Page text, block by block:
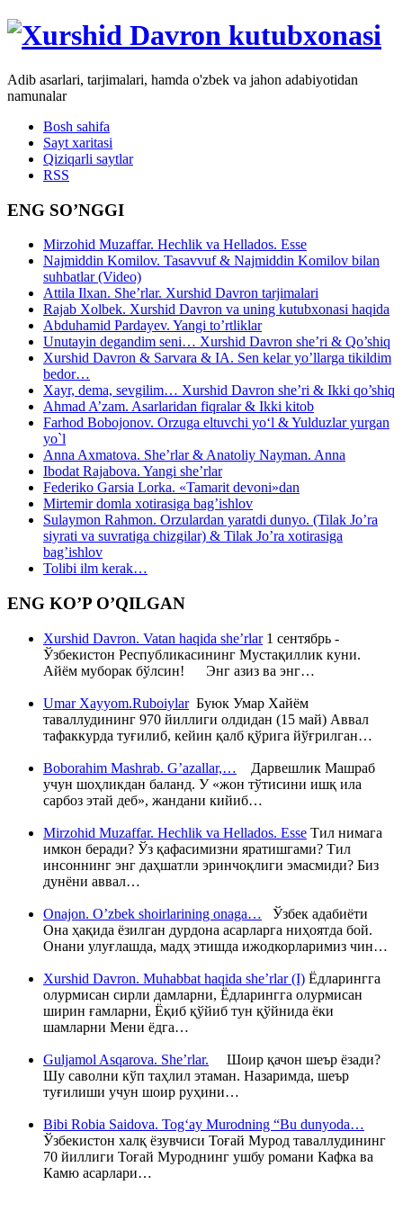
Adib asarlari, tarjimalari, hamda o'zbek va jahon adabiyotidan
namunalar
Bosh sahifa
Sayt xaritasi
Qiziqarli saytlar
RSS
ENG SO’NGGI
Mirzohid Muzaffar. Hechlik va Hellados. Esse
Najmiddin Komilov. Tasavvuf & Najmiddin Komilov bilan
suhbatlar (Video)
Attila Ilxan. She’rlar. Xurshid Davron tarjimalari
Rajab Xolbek. Xurshid Davron va uning kutubxonasi haqida
Abduhamid Pardayev. Yangi to’rtliklar
Unutayin degandim seni… Xurshid Davron she’ri & Qo’shiq
Xurshid Davron & Sarvara & IA. Sen kelar yo’llarga tikildim
bedor…
Xayr, dema, sevgilim… Xurshid Davron she’ri & Ikki qo’shiq
Ahmad A’zam. Asarlaridan fiqralar & Ikki kitob
Farhod Bobojonov. Orzuga eltuvchi yo‘l & Yulduzlar yurgan
yo`l
Anna Axmatova. She’rlar & Anatoliy Nayman. Anna
Ibodat Rajabova. Yangi she’rlar
Federiko Garsia Lorka. «Tamarit devoni»dan
Mirtemir domla xotirasiga bag’ishlov
Sulaymon Rahmon. Orzulardan yaratdi dunyo. (Tilak Jo’ra
siyrati va suvratiga chizgilar) & Tilak Jo’ra xotirasiga
bag’ishlov
Tolibi ilm kerak…
ENG KO’P O’QILGAN
Xurshid Davron. Vatan haqida she’rlar1 сентябрь -
Ўзбекистон Республикасининг Мустақиллик куни.
Айём муборак бўлсин! Энг азиз ва энг…
Umar Xayyom.RuboiylarБуюк Умар Хайём
таваллудининг 970 йиллиги олдидан (15 май) Аввал
тафаккурда туғилиб, кейин қалб қўрига йўғрилган…
Boborahim Mashrab. G’azallar,… Дарвешлик Машраб
учун шоҳликдан баланд. У «жон тўтисини ишқ ила
сарбоз этай деб», жандани кийиб…
Mirzohid Muzaffar. Hechlik va Hellados. Esse Тил нимага
имкон беради? Ўз қафасимизни яратишгами? Тил
инсоннинг энг даҳшатли эринчоқлиги эмасмиди? Биз
дунёни аввал…
Onajon. O’zbek shoirlarining onaga… Ўзбек адабиёти
Она ҳақида ёзилган дурдона асарларга ниҳоятда бой.
Онани улуғлашда, мадҳ этишда ижодкорларимиз чин…
Xurshid Davron. Muhabbat haqida she’rlar (I) Ёдларингга
олурмисан сирли дамларни, Ёдларингга олурмисан
ширин ғамларни, Ёқиб қўйиб тун қўйнида ёки
шамларни Мени ёдга…
Guljamol Asqarova. She’rlar. Шоир қачон шеър ёзади?
Шу саволни кўп таҳлил этаман. Назаримда, шеър
туғилиши учун шоир руҳини…
Bibi Robia Saidova. Tog‘ay Murodning “Bu dunyoda…
Ўзбекистон халқ ёзувчиси Тоғай Мурод таваллудининг
70 йиллиги Тоғай Муроднинг ушбу романи Кафка ва
Камю асарлари…